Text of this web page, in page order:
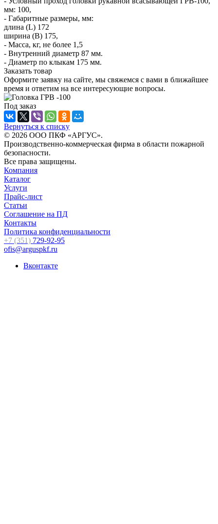
мм: 100,
- Габаритные размеры, мм:
длина (L) 172
ширина (B) 175,
- Масса, кг, не более 1,5
- Внутренний диаметр 87 мм.
- Диаметр по клыкам 175 мм.
Заказать товар
Оформите заявку на сайте, мы свяжемся с вами в ближайшее
время и ответим на все интересующие вопросы.
Под заказ
Вернуться к списку
© 2026 ООО ПКФ «АРГУС».
Производственно-коммерческая фирма в области пожарной
безопасности.
Все права защищены.
Компания
Каталог
Услуги
Прайс-лист
Статьи
Соглашение на ПД
Контакты
Политика конфиденциальности
+7 (351) 729-92-95
ofis@arguspkf.ru
Вконтакте